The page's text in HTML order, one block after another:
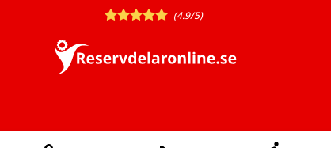
(4.9/5)